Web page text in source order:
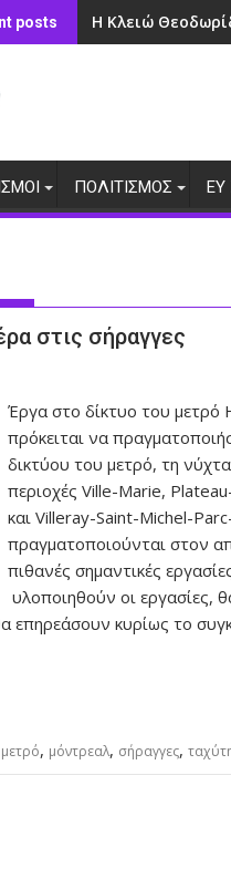
posts Η Κλειώ
ΠΟΛΙΤΙΣΜΟΣ ΕΥ
στις σήραγγες
Έργα στο δίκτυο του
πρόκειται να
δικτύου του μετρό, τη
περιοχές Ville-Marie,
και Villeray-Saint-Michel-
πραγματοποιούνται στον
πιθανές σημαντικές
υλοποιηθούν οι εργασίες,
επηρεάσουν κυρίως το
μετρό, μόντρεαλ, σήραγγες,